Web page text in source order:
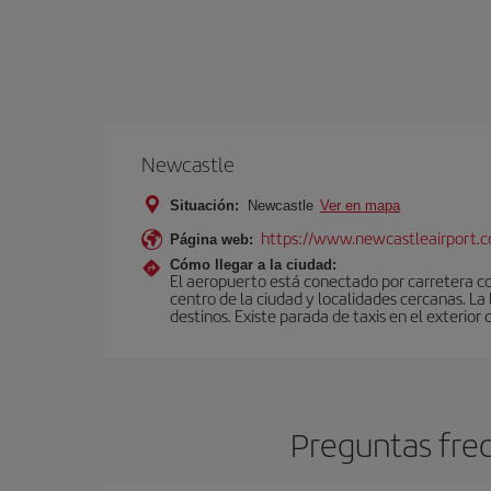
Newcastle
Situación: Newcastle Ver en mapa
Página web: https://
Cómo llegar a la ciudad:
El aeropuerto está conectado por carretera
centro de la ciudad y localidades cercanas.
destinos. Existe parada de taxis en el exterior
Preguntas